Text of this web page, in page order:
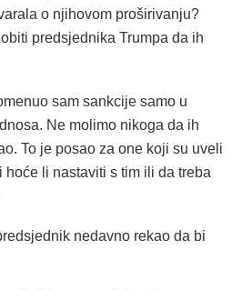
o njihovom proširivanju?
predsjednika Trumpa da ih
sam sankcije samo u
Ne molimo nikoga da ih
To je posao za one koji su uveli
li nastaviti s tim ili da treba
nedavno rekao da bi